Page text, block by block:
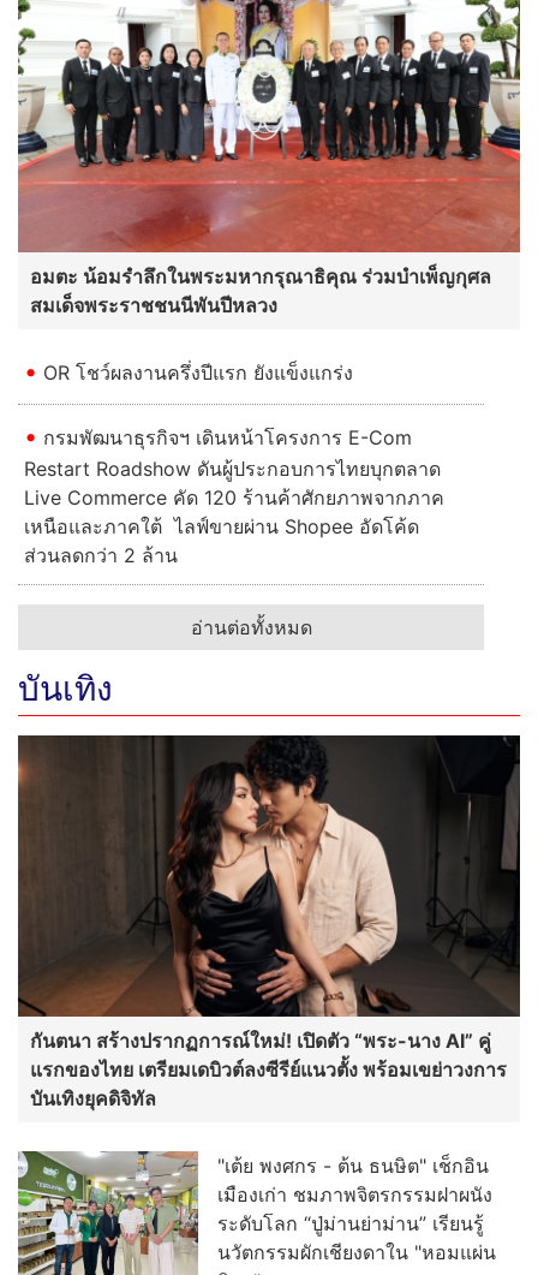
อมตะ น้อมรำลึกในพระมหากรุณาธิคุณ ร่วมบำเพ็ญกุศล
สมเด็จพระราชชนนีพันปีหลวง
OR โชว์ผลงานครึ่งปีแรก ยังแข็งแกร่ง
กรมพัฒนาธุรกิจฯ เดินหน้าโครงการ E-Com
Restart Roadshow ดันผู้ประกอบการไทยบุกตลาด
Live Commerce คัด 120 ร้านค้าศักยภาพจากภาค
เหนือและภาคใต้ ไลฟ์ขายผ่าน Shopee อัดโค้ด
ส่วนลดกว่า 2 ล้าน
อ่านต่อทั้งหมด
บันเทิง
กันตนา สร้างปรากฏการณ์ใหม่! เปิดตัว “พระ-นาง AI” คู่
แรกของไทย เตรียมเดบิวต์ลงซีรีย์แนวตั้ง พร้อมเขย่าวงการ
บันเทิงยุคดิจิทัล
"เต้ย พงศกร - ต้น ธนษิต" เช็กอิน
เมืองเก่า ชมภาพจิตรกรรมฝาผนัง
ระดับโลก “ปู่ม่านย่าม่าน” เรียนรู้
นวัตกรรมผักเชียงดาใน "หอมแผ่น